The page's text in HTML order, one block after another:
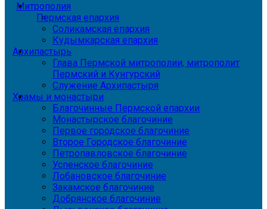
Митрополия
Пермская епархия
Соликамская епархия
Кудымкарская епархия
Архипастырь
Глава Пермской митрополии, митрополит
Пермский и Кунгурский
Служение Архипастыря
Храмы и монастыри
Благочинные Пермской епархии
Монастырское благочиние
Первое городское благочиние
Второе Городское благочиние
Петропавловское благочиние
Успенское благочиние
Лобановское благочиние
Закамское благочиние
Добрянское благочиние